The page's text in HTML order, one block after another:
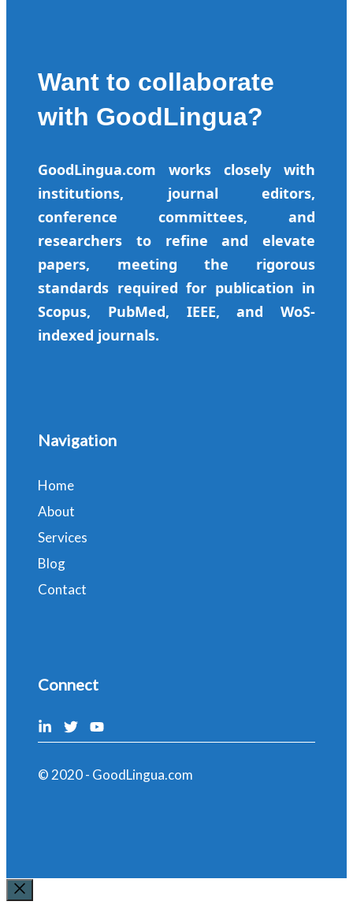
Want to collaborate
with GoodLingua?
GoodLingua.com works closely with
institutions, journal editors,
conference committees, and
researchers to refine and elevate
papers, meeting the rigorous
standards required for publication in
Scopus, PubMed, IEEE, and WoS-
indexed journals.
Navigation
Home
About
Services
Blog
Contact
Connect
© 2020 - GoodLingua.com